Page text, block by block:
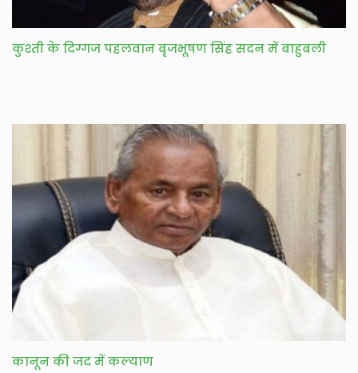
कुश्ती के दिग्गज पहलवान बृजभूषण सिंह सदन में बाहुबली
कानून की जद में कल्याण